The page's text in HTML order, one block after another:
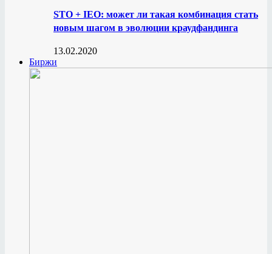
STO + IEO: может ли такая комбинация стать
новым шагом в эволюции краудфандинга
13.02.2020
Биржи